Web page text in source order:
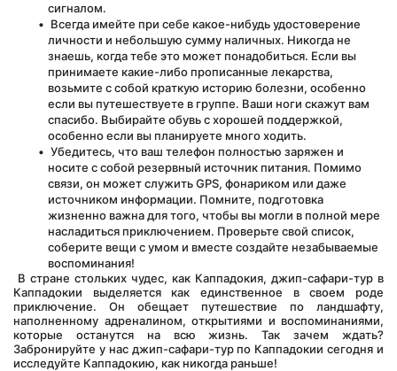
сигналом.
Всегда имейте при себе какое-нибудь удостоверение
личности и небольшую сумму наличных. Никогда не
знаешь, когда тебе это может понадобиться. Если вы
принимаете какие-либо прописанные лекарства,
возьмите с собой краткую историю болезни, особенно
если вы путешествуете в группе. Ваши ноги скажут вам
спасибо. Выбирайте обувь с хорошей поддержкой,
особенно если вы планируете много ходить.
Убедитесь, что ваш телефон полностью заряжен и
носите с собой резервный источник питания. Помимо
связи, он может служить GPS, фонариком или даже
источником информации. Помните, подготовка
жизненно важна для того, чтобы вы могли в полной мере
насладиться приключением. Проверьте свой список,
соберите вещи с умом и вместе создайте незабываемые
воспоминания!
Каппадокии выделяется как единственное в своем роде
приключение. Он обещает путешествие по ландшафту,
наполненному адреналином, открытиями и воспоминаниями,
которые останутся на всю жизнь. Так зачем ждать?
Забронируйте у нас джип-сафари-тур по Каппадокии сегодня и
исследуйте Каппадокию, как никогда раньше!